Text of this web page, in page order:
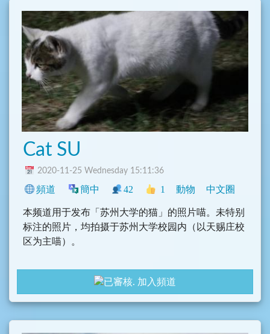
Cat SU
2020-11-25 Wednesday 15:11:36
頻道 簡中 42 1 動物 中文圈
本频道用于发布「苏州大学的猫」的照片喵。未特别
标注的照片，均拍摄于苏州大学校园内（以天赐庄校
区为主喵）。
本频道所有原创信息均采用 CC BY-NC-SA 4.0 Unpor
ted 协议发布喵。
加入頻道